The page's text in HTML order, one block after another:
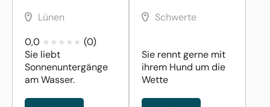
Lünen
0,0
(0)
Sie liebt
Sonnenuntergänge
am Wasser.
Schwerte
Sie rennt gerne mit
ihrem Hund um die
Wette